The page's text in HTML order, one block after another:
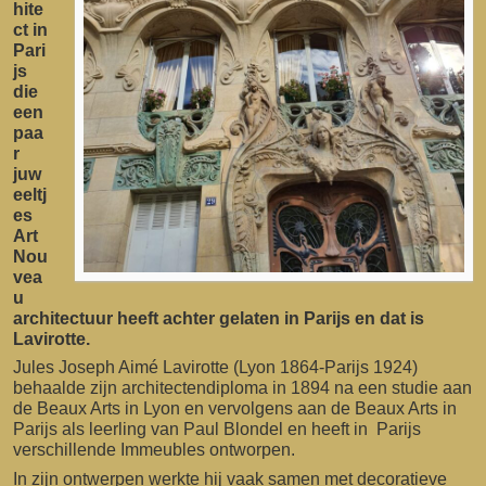
hite
ct in
Pari
js
die
een
paa
r
juw
eeltj
es
Art
Nou
vea
u
architectuur heeft achter gelaten in Parijs en dat is
Lavirotte.
Jules Joseph Aimé Lavirotte (Lyon 1864-Parijs 1924)
behaalde zijn architectendiploma in 1894 na een studie aan
de Beaux Arts in Lyon en vervolgens aan de Beaux Arts in
Parijs als leerling van Paul Blondel en heeft in Parijs
verschillende Immeubles ontworpen.
In zijn ontwerpen werkte hij vaak samen met decoratieve